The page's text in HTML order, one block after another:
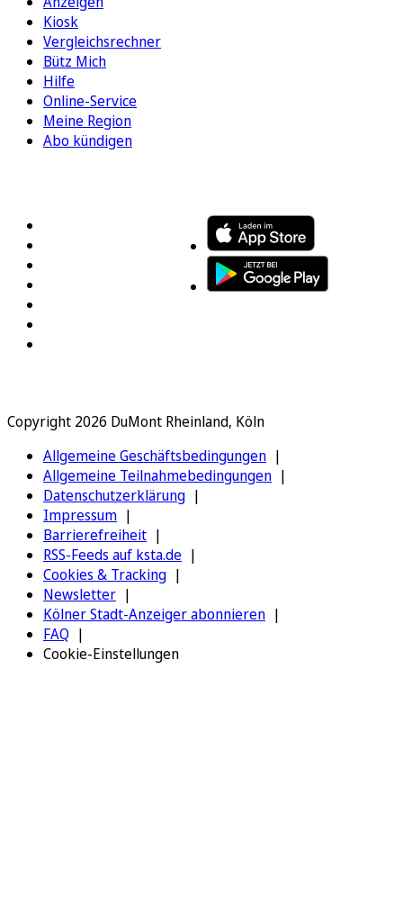
Kiosk
Vergleichsrechner
Bütz Mich
Hilfe
Online-Service
Meine Region
Abo kündigen
Copyright 2026 DuMont Rheinland, Köln
Allgemeine Geschäftsbedingungen
Allgemeine Teilnahmebedingungen
Datenschutzerklärung
Impressum
Barrierefreiheit
RSS-Feeds auf ksta.de
Cookies & Tracking
Newsletter
Kölner Stadt-Anzeiger abonnieren
FAQ
Cookie-Einstellungen